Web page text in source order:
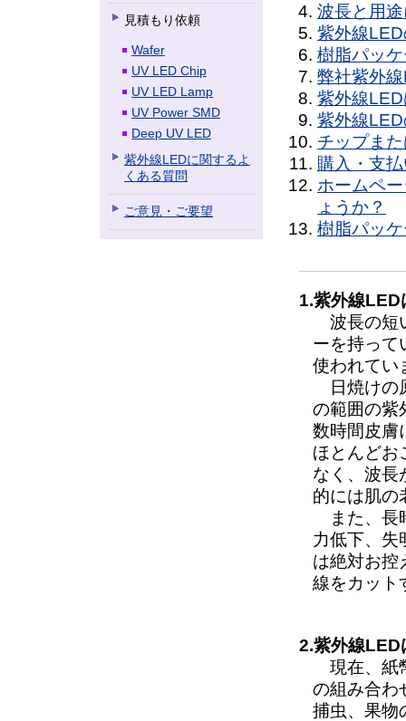
見積もり依頼
Wafer
UV LED Chip
UV LED Lamp
UV Power SMD
Deep UV LED
紫外線LEDに関するよ
くある質問
ご意見・ご要望
波長と用
紫外線
樹脂パッ
弊社紫外
紫外線
紫外線
チップま
購入・支
ホームペ
ょうか？
樹脂パッ
1.紫外線LED
波長の短
ーを持って
使われてい
日焼けの
の範囲の紫
数時間皮膚
ほとんどお
なく、波長
的には肌の
また、長
力低下、失
は絶対お控
線をカット
2.紫外線LED
現在、紙
の組み合わ
捕虫、果物